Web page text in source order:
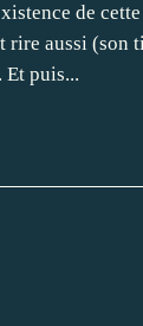
de
rire aussi (son
Et puis...